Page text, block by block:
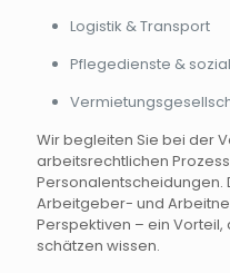
Logistik & Transport
Pflegedienste &
Wir begleiten Sie bei der
arbeitsrechtlichen
Personalentscheidungen.
Arbeitgeber- und
Perspektiven – ein
schätzen wissen.